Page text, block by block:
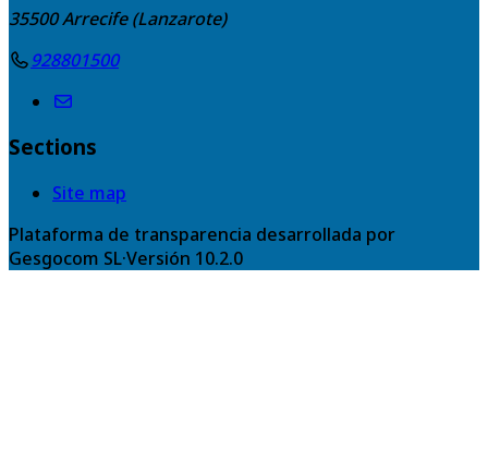
35500Arrecife (Lanzarote)
928801500
Sections
Site map
Plataforma de transparencia desarrollada por
Gesgocom SL·Versión 10.2.0